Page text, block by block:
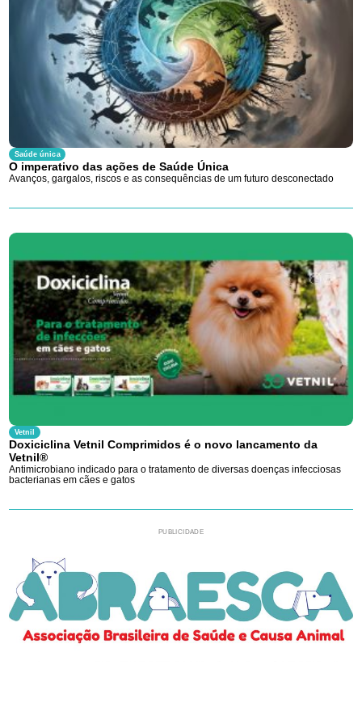
Saúde única
O imperativo das ações de Saúde Única
Avanços, gargalos, riscos e as consequências de um futuro desconectado
Vetnil
Doxiciclina Vetnil Comprimidos é o novo lancamento da
Vetnil®
Antimicrobiano indicado para o tratamento de diversas doenças infecciosas
bacterianas em cães e gatos
PUBLICIDADE